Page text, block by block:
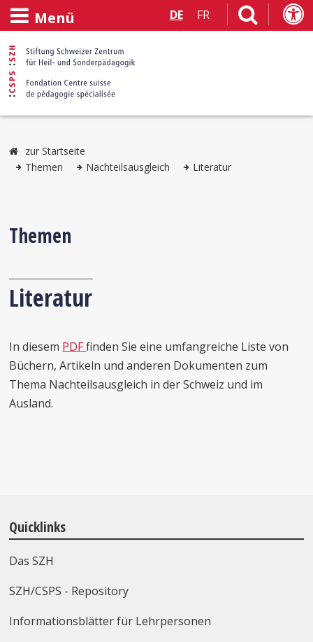
Menü DE FR
zur Startseite
Themen
Nachteilsausgleich Literatur
Themen
Literatur
In diesem PDFfinden Sie eine umfangreiche Liste von
Büchern, Artikeln und anderen Dokumenten zum
Thema Nachteilsausgleich in der Schweiz und im
Ausland.
Quicklinks
Das SZH
SZH/CSPS - Repository
Informationsblätter für Lehrpersonen